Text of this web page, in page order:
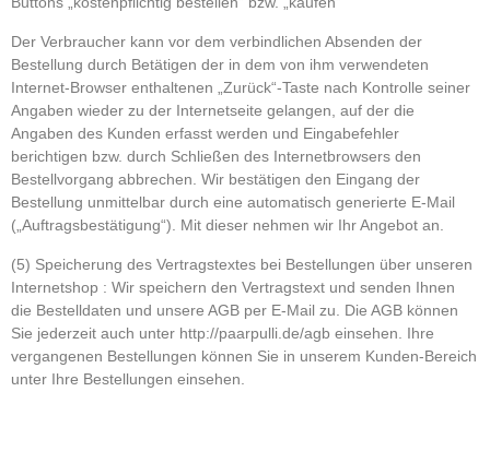
Der Verbraucher kann vor dem verbindlichen Absenden der
Bestellung durch Betätigen der in dem von ihm verwendeten
Internet-Browser enthaltenen „Zurück“-Taste nach Kontrolle seiner
Angaben wieder zu der Internetseite gelangen, auf der die
Angaben des Kunden erfasst werden und Eingabefehler
berichtigen bzw. durch Schließen des Internetbrowsers den
Bestellvorgang abbrechen. Wir bestätigen den Eingang der
Bestellung unmittelbar durch eine automatisch generierte E-Mail
(„Auftragsbestätigung“). Mit dieser nehmen wir Ihr Angebot an.
(5) Speicherung des Vertragstextes bei Bestellungen über unseren
Internetshop : Wir speichern den Vertragstext und senden Ihnen
die Bestelldaten und unsere AGB per E-Mail zu. Die AGB können
Sie jederzeit auch unter http://paarpulli.de/agb einsehen. Ihre
vergangenen Bestellungen können Sie in unserem Kunden-Bereich
unter Ihre Bestellungen einsehen.